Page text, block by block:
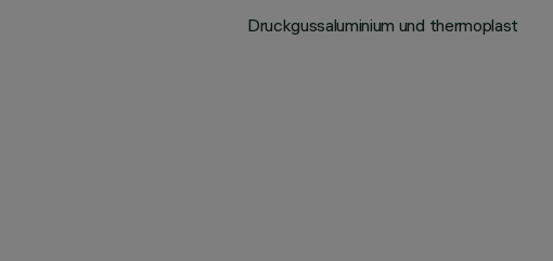
Druckgussaluminium und thermoplast